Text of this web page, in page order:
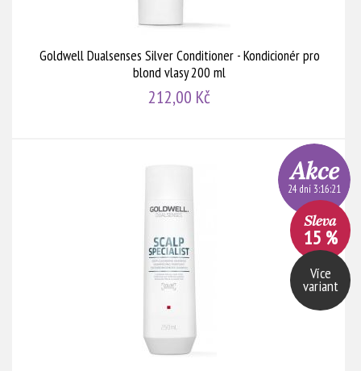
Goldwell Dualsenses Silver Conditioner - Kondicionér pro
blond vlasy 200 ml
212,00 Kč
24 dní 3:16:20
15 %
Více
variant